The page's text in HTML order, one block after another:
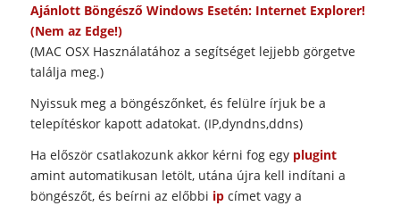
Ajánlott Böngésző Windows Esetén: Internet Explorer!
(Nem az Edge!)
(MAC OSX Használatához a segítséget lejjebb görgetve
találja meg.)
Nyissuk meg a böngészőnket, és felülre írjuk be a
telepítéskor kapott adatokat. (IP,dyndns,ddns)
Ha először csatlakozunk akkor kérni fog egyplugint
amint automatikusan letölt, utána újra kell indítani a
böngészőt, és beírni az előbbi ip címet vagy a